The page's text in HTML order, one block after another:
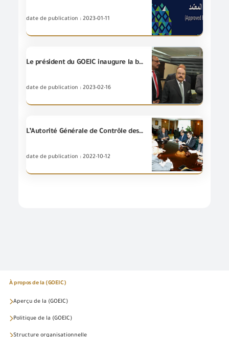
date de publication : 2023-01-11
Le président du GOEIC inaugure la branche de L’Autorité à la Chambre de commerce au gouvernorat d’El-Gharbia
date de publication : 2023-02-16
L’Autorité Générale de Contrôle des Exportation et des Importations tient une réunion avec l’ambassade du Brésil - Le Caire
date de publication : 2022-10-12
À propos de la (GOEIC)
Aperçu de la (GOEIC)
Politique de la (GOEIC)
Structure organisationnelle